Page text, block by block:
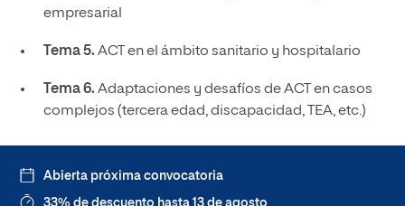
empresarial
Tema 5. ACT en el ámbito sanitario y hospitalario
Tema 6. Adaptaciones y desafíos de ACT en casos
complejos (tercera edad, discapacidad, TEA, etc.)
Abierta próxima convocatoria
33% de descuento hasta 13 de agosto